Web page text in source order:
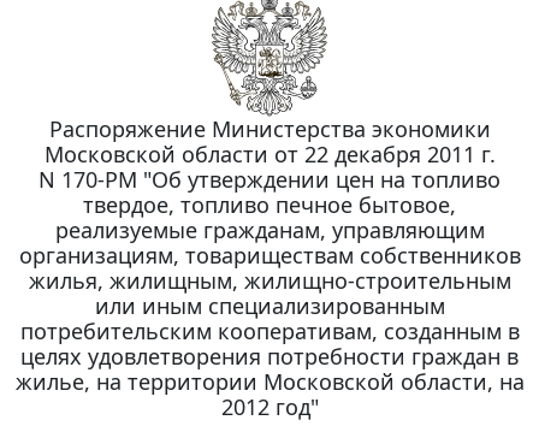
Распоряжение Министерства экономики
Московской области от 22 декабря 2011 г.
N 170-РМ "Об утверждении цен на топливо
твердое, топливо печное бытовое,
реализуемые гражданам, управляющим
организациям, товариществам собственников
жилья, жилищным, жилищно-строительным
или иным специализированным
потребительским кооперативам, созданным в
целях удовлетворения потребности граждан в
жилье, на территории Московской области, на
2012 год"